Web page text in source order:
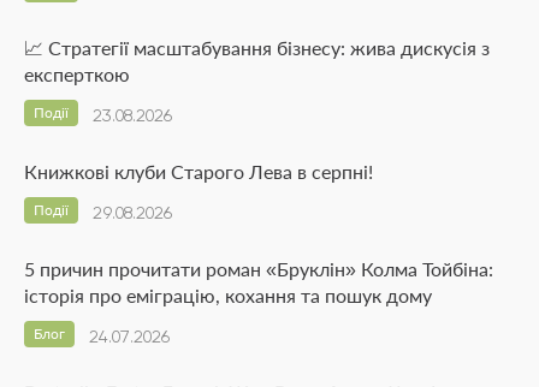
📈 Стратегії масштабування бізнесу: жива дискусія з
експерткою
23.08.2026
Події
Книжкові клуби Старого Лева в серпні!
29.08.2026
Події
5 причин прочитати роман «Бруклін» Колма Тойбіна:
історія про еміграцію, кохання та пошук дому
24.07.2026
Блог